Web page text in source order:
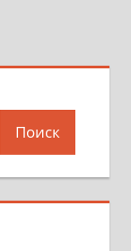
Поиск